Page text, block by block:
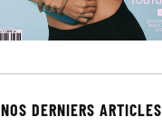
NOS DERNIERS ARTICLES